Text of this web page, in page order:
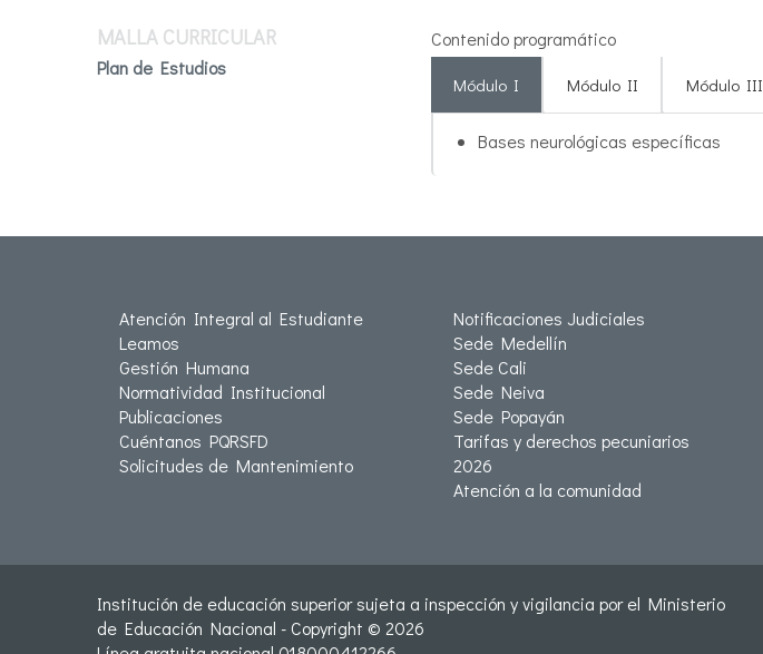
MALLA CURRICULAR
Plan de Estudios
Contenido programático
Módulo I Módulo II Módulo III
Bases neurológicas específicas
Atención Integral al Estudiante
Leamos
Gestión Humana
Normatividad Institucional
Publicaciones
Cuéntanos PQRSFD
Solicitudes de Mantenimiento
Notificaciones Judiciales
Sede Medellín
Sede Cali
Sede Neiva
Sede Popayán
Tarifas y derechos pecuniarios
2026
Atención a la comunidad
Institución de educación superior sujeta a inspección y vigilancia por el Ministerio
de Educación Nacional - Copyright © 2026